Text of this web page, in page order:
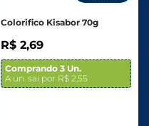
Colorifico Kisabor 70g
R$ 2,69
Comprando 3 Un.
A un. sai por R$ 2,55